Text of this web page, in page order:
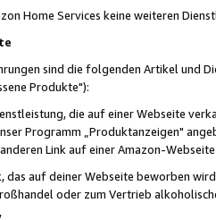
Home Services keine weiteren
sind die folgenden Artikel und
Produkte"):
die auf einer Webseite
Programm „Produktanzeigen"
Link auf einer Amazon-
das auf deiner Webseite beworben
oder zum Vertrieb